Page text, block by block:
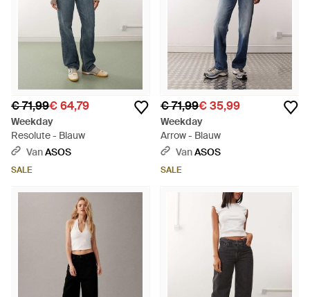
€ 71,99€ 64,79
Weekday
Resolute - Blauw
VanASOS
SALE
€ 71,99€ 35,99
Weekday
Arrow - Blauw
VanASOS
SALE